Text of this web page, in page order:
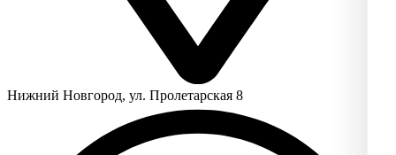
Нижний Новгород, ул. Пролетарская 8